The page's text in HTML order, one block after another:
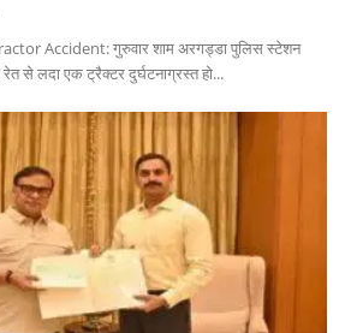
Accident: गुरुवार शाम अरगड्डा पुलिस स्टेशन
से लदा एक ट्रैक्टर दुर्घटनाग्रस्त हो...